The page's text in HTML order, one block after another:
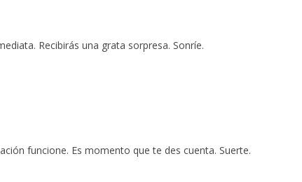
Recibirás una grata sorpresa. Sonríe.
funcione. Es momento que te des cuenta. Suerte.